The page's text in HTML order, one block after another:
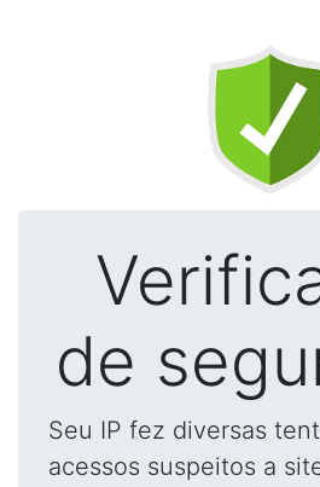
de
Seu IP fez diversas
acessos suspeitos a